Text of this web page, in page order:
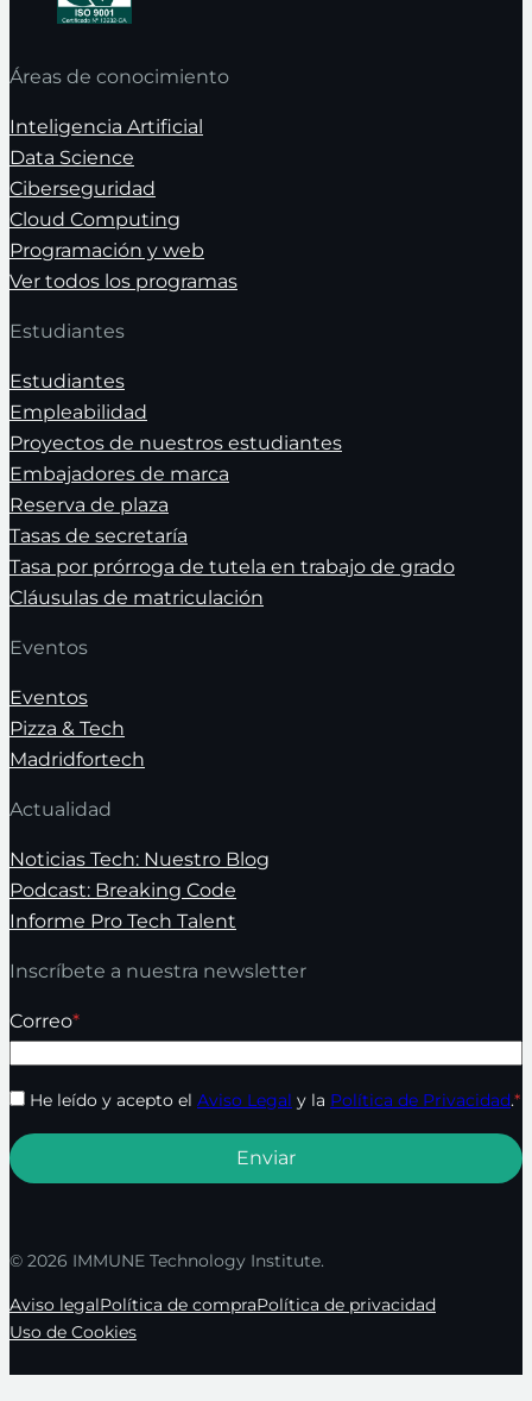
Áreas de conocimiento
Inteligencia Artificial
Data Science
Ciberseguridad
Cloud Computing
Programación y web
Ver todos los programas
Estudiantes
Estudiantes
Empleabilidad
Proyectos de nuestros estudiantes
Embajadores de marca
Reserva de plaza
Tasas de secretaría
Tasa por prórroga de tutela en trabajo de grado
Cláusulas de matriculación
Eventos
Eventos
Pizza & Tech
Madridfortech
Actualidad
Noticias Tech: Nuestro Blog
Podcast: Breaking Code
Informe Pro Tech Talent
Inscríbete a nuestra newsletter
Correo*
He leído y acepto el Aviso Legal y la Política de Privacidad.*
© 2026 IMMUNE Technology Institute.
Aviso legalPolítica de compraPolítica de privacidad
Uso de Cookies